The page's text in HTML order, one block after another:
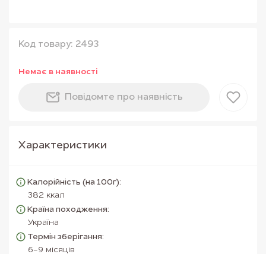
Код товару: 2493
Немає в наявностi
Повiдомте про наявнiсть
Характеристики
Калорійність (на 100г):
382 ккал
Країна походження:
Україна
Термін зберігання:
6-9 місяців